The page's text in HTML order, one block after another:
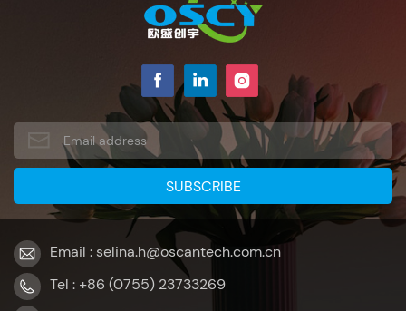
Email : selina.h@oscantech.com.cn
Tel : +86 (0755) 23733269